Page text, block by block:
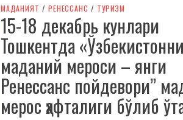
МАДАНИЯТ / РЕНЕССАНС / ТУРИЗМ
15-18 декабрь кунлари
Тошкентда
маданий мероси – янги
Ренессанс пойдевори”
мерос ҳафталиги бўлиб